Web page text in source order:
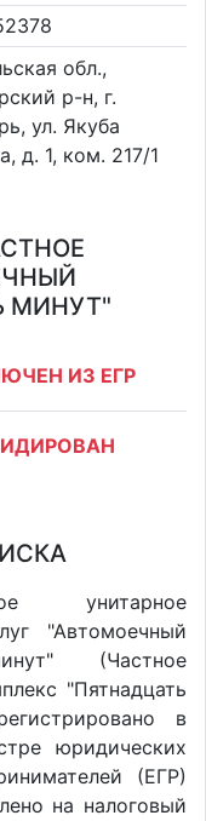
обл.,
р-н, г.
ул. Якуба
д. 1, ком. 217/1
МИНУТ"
ИЗ ЕГР
унитарное
"Автомоечный
(Частное
"Пятнадцать
в
юридических
(ЕГР)
на налоговый